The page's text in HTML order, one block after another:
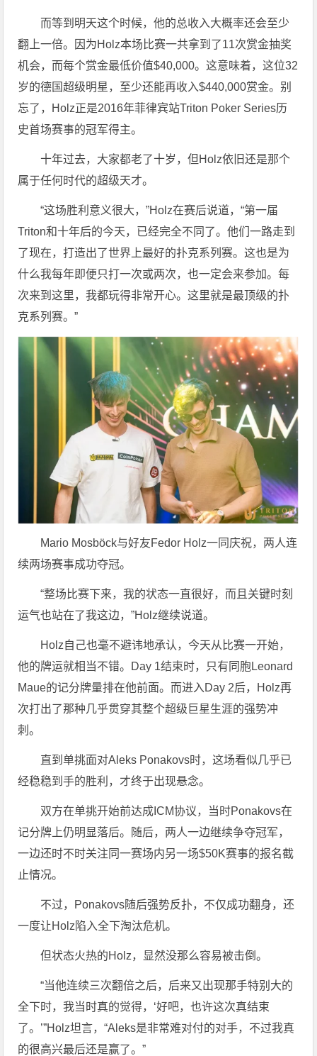
而等到明天这个时候，他的总收入大概率还会至少
翻上一倍。因为Holz本场比赛一共拿到了11次赏金抽奖
机会，而每个赏金最低价值$40,000。这意味着，这位32
岁的德国超级明星，至少还能再收入$440,000赏金。别
忘了，Holz正是2016年菲律宾站Triton Poker Series历
史首场赛事的冠军得主。
十年过去，大家都老了十岁，但Holz依旧还是那个
属于任何时代的超级天才。
“这场胜利意义很大，”Holz在赛后说道，“第一届
Triton和十年后的今天，已经完全不同了。他们一路走到
了现在，打造出了世界上最好的扑克系列赛。这也是为
什么我每年即便只打一次或两次，也一定会来参加。每
次来到这里，我都玩得非常开心。这里就是最顶级的扑
克系列赛。”
Mario Mosböck与好友Fedor Holz一同庆祝，两人连
续两场赛事成功夺冠。
“整场比赛下来，我的状态一直很好，而且关键时刻
运气也站在了我这边，”Holz继续说道。
Holz自己也毫不避讳地承认，今天从比赛一开始，
他的牌运就相当不错。Day 1结束时，只有同胞Leonard
Maue的记分牌量排在他前面。而进入Day 2后，Holz再
次打出了那种几乎贯穿其整个超级巨星生涯的强势冲
刺。
直到单挑面对Aleks Ponakovs时，这场看似几乎已
经稳稳到手的胜利，才终于出现悬念。
双方在单挑开始前达成ICM协议，当时Ponakovs在
记分牌上仍明显落后。随后，两人一边继续争夺冠军，
一边还时不时关注同一赛场内另一场$50K赛事的报名截
止情况。
不过，Ponakovs随后强势反扑，不仅成功翻身，还
一度让Holz陷入全下淘汰危机。
但状态火热的Holz，显然没那么容易被击倒。
“当他连续三次翻倍之后，后来又出现那手特别大的
全下时，我当时真的觉得，‘好吧，也许这次真结束
了。’”Holz坦言，“Aleks是非常难对付的对手，不过我真
的很高兴最后还是赢了。”